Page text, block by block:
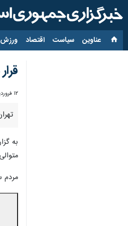
عناوین‌ سیاست اقتصاد ورزش
۱۲ فروردین ۱۴۰۵، ۲۲:۳۲
تهران - ایرنا
به
مردم